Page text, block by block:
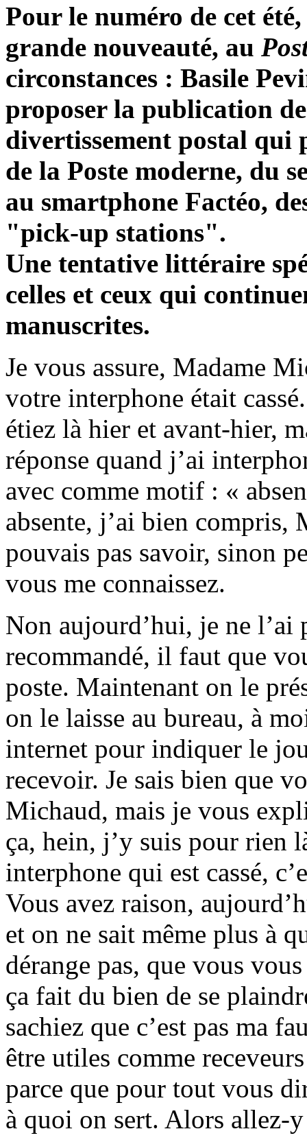
Pour le numéro de cet
grande nouveauté, au
circonstances : Basile
proposer la publication
divertissement postal qui
de la Poste moderne, du
au smartphone Factéo,
"pick-up stations".
Une tentative littéraire
celles et ceux qui
manuscrites.
Je vous assure, Madame
votre interphone était
étiez là hier et avant-hier,
réponse quand j’ai
avec comme motif : «
absente, j’ai bien compris,
pouvais pas savoir, sinon
vous me connaissez.
Non aujourd’hui, je ne l’ai
recommandé, il faut que
poste. Maintenant on le
on le laisse au bureau, à
internet pour indiquer le
recevoir. Je sais bien que
Michaud, mais je vous
ça, hein, j’y suis pour rien
interphone qui est cassé,
Vous avez raison,
et on ne sait même plus à
dérange pas, que vous
ça fait du bien de se
sachiez que c’est pas ma
être utiles comme
parce que pour tout vous
à quoi on sert. Alors allez-